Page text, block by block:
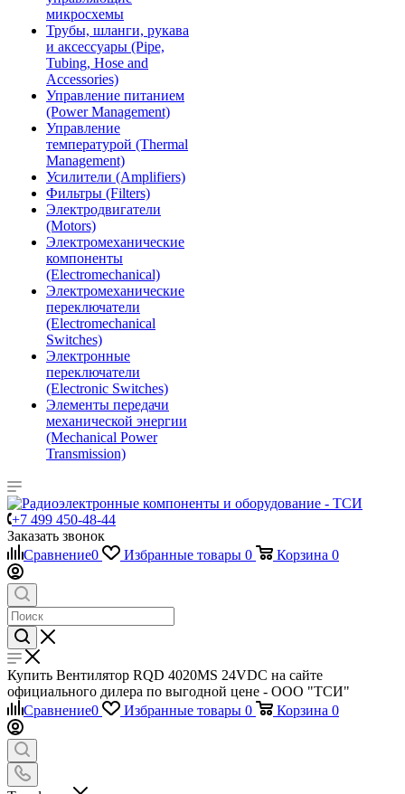
микросхемы
Трубы, шланги, рукава
и аксессуары (Pipe,
Tubing, Hose and
Accessories)
Управление питанием
(Power Management)
Управление
температурой (Thermal
Management)
Усилители (Amplifiers)
Фильтры (Filters)
Электродвигатели
(Motors)
Электромеханические
компоненты
(Electromechanical)
Электромеханические
переключатели
(Electromechanical
Switches)
Электронные
переключатели
(Electronic Switches)
Элементы передачи
механической энергии
(Mechanical Power
Transmission)
+7 499 450-48-44
Заказать звонок
Сравнение0 Избранные товары 0 Корзина 0
Купить Вентилятор RQD 4020MS 24VDC на сайте
официального дилера по выгодной цене - ООО "ТСИ"
Сравнение0 Избранные товары 0 Корзина 0